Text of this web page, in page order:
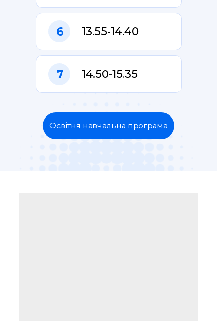
13.55-14.40
6
14.50-15.35
7
Освітня навчальна програма